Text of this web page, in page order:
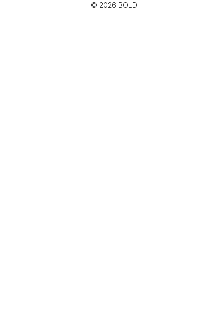
© 2026 BOLD